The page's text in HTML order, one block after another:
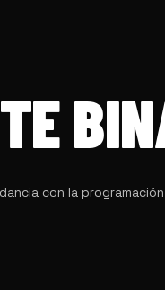
con la programación